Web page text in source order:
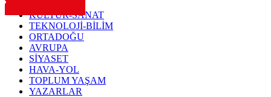
KÜLTÜR-SANAT
TEKNOLOJİ-BİLİM
ORTADOĞU
AVRUPA
SİYASET
HAVA-YOL
TOPLUM YAŞAM
YAZARLAR